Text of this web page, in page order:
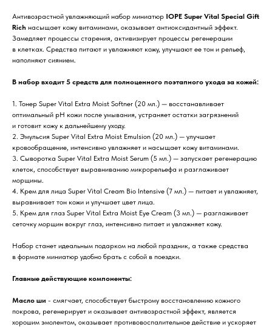
Антивозрастной увлажняющий набор миниатюр IOPE Super Vital Special Gift
Rich насыщает кожу витаминами, оказывает антиоксидантный эффект.
Замедляет процессы старения, активизирует процессы регенерации
в клетках. Средства питают и увлажняют кожу, улучшают ее тон и рельеф,
наполняют сиянием.
В набор входит 5 средств для полноценного поэтапного ухода за кожей:
1. Тонер Super Vital Extra Moist Softner (20 мл.) — восстанавливает
оптимальный pH кожи после умывания, устраняет остатки загрязнений
и готовит кожу к дальнейшему уходу.
2. Эмульсия Super Vital Extra Moist Emulsion (20 мл.) — улучшает
кровообращение, интенсивно увлажняет и насыщает кожу витаминами.
3. Сыворотка Super Vital Extra Moist Serum (5 мл.) — запускает регенерацию
клеток, способствует выравниванию микрорельефа и разглаживает
морщины.
4. Крем для лица Super Vital Cream Bio Intensive (7 мл.) — питает и увлажняет,
выравнивает тон кожи и улучшает цвет лица.
5. Крем для глаз Super Vital Extra Moist Eye Cream (3 мл.) — разглаживает
сеточку морщин вокруг глаз, интенсивно питает и увлажняет кожу.
Набор станет идеальным подарком на любой праздник, а также средства
в формате миниатюр удобно брать с собой в поездки.
Главные действующие компоненты:
Масло ши - смягчает, способствует быстрому восстановлению кожного
покрова, регенерирует и оказывает антивозрастной эффект, является
хорошим эмолентом, оказывает противовоспалительное действие и ускоряет